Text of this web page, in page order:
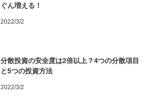
ぐん増える！
2022/3/2
分散投資の安全度は2倍以上？4つの分散項目
と5つの投資方法
2022/3/2